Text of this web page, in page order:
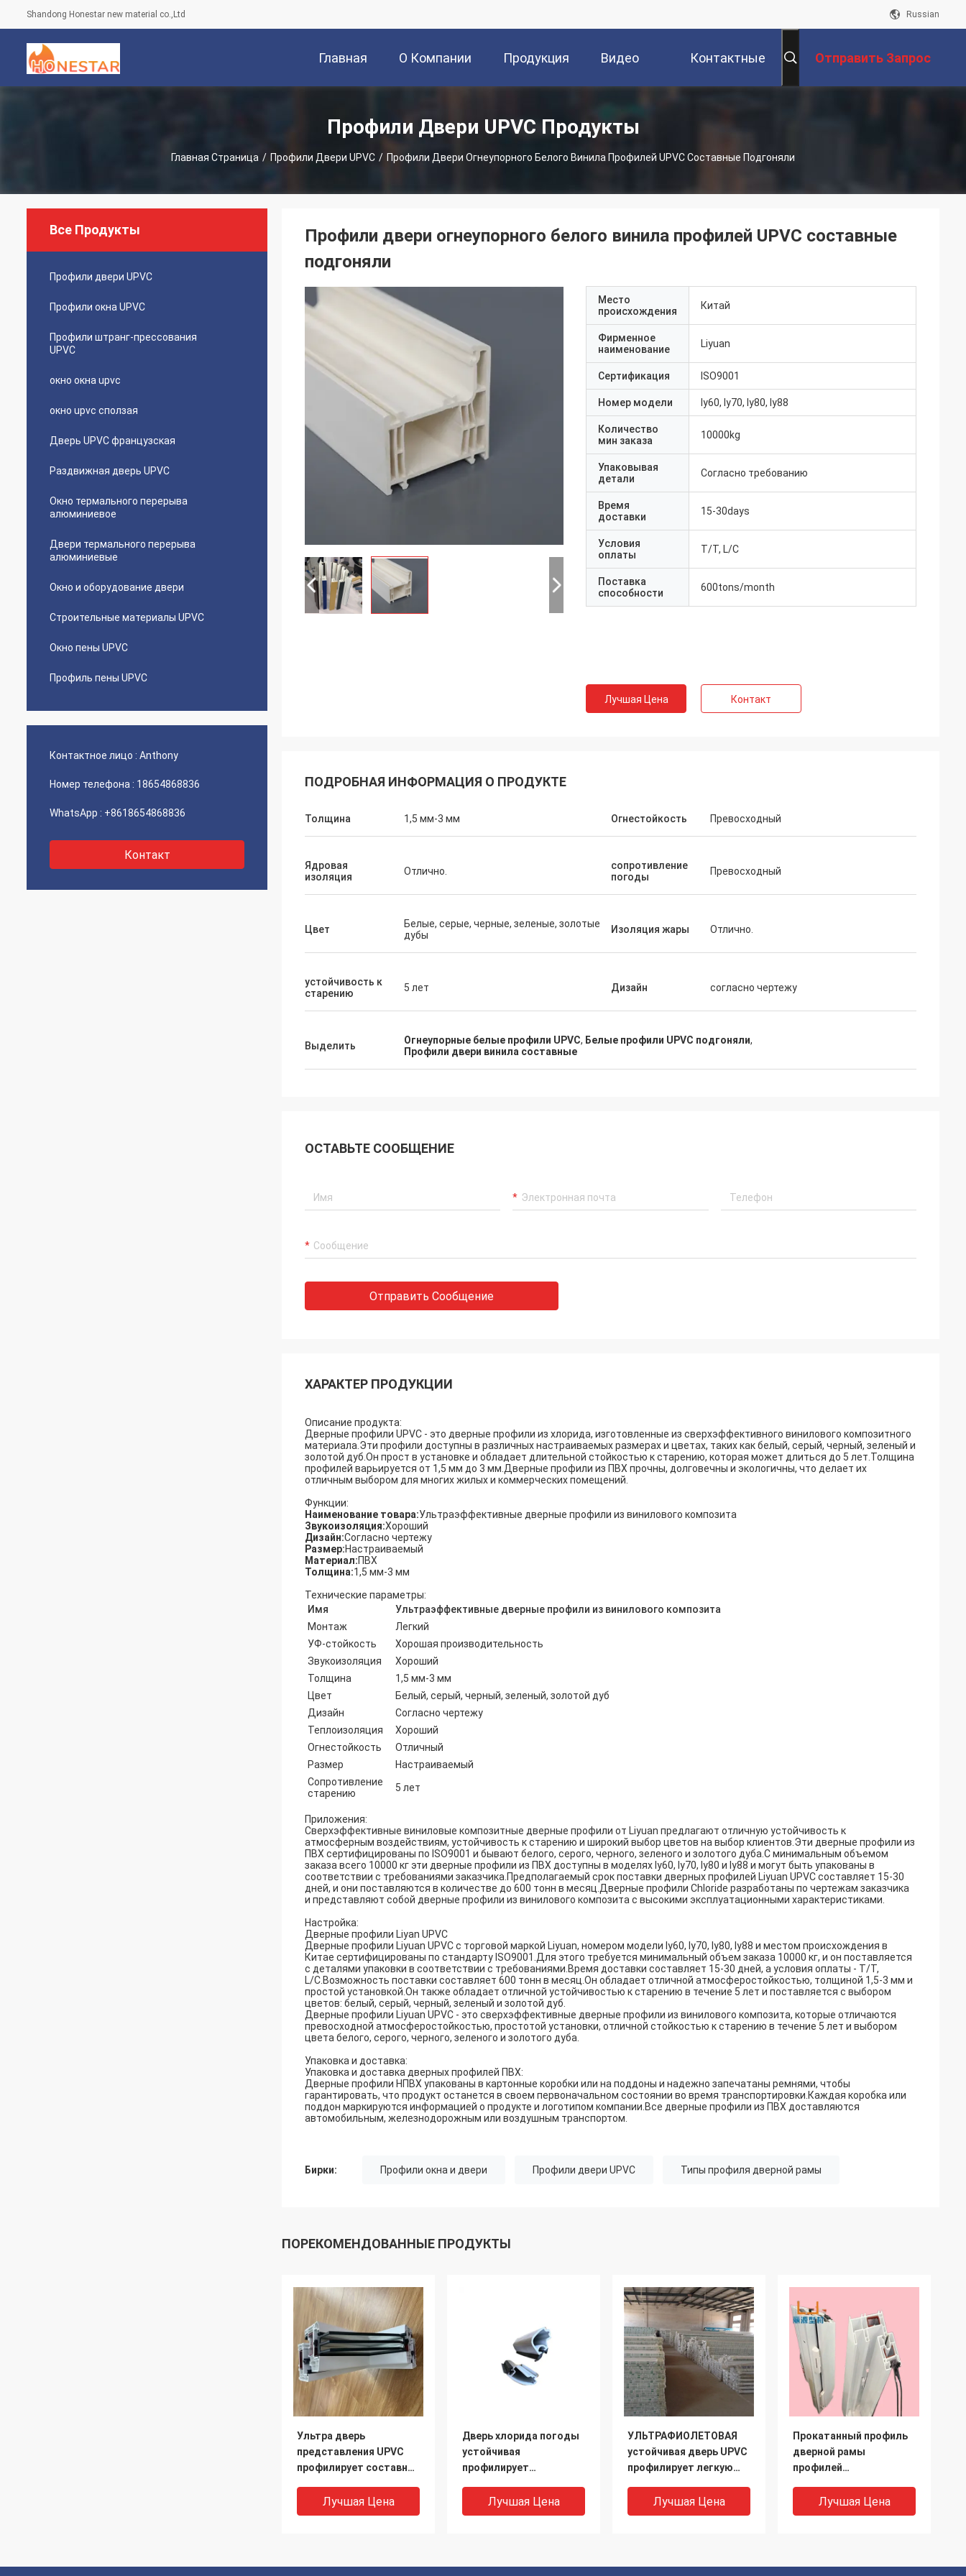
Shandong Honestar new material co.,Ltd Russian
Главная
Страница
О Компании Продукция Видео Контактные Отправить Запрос
Профили Двери UPVC Продукты
Главная Страница / Профили Двери UPVC / Профили Двери Огнеупорного Белого Винила Профилей UPVC Составные Подгоняли
Все Продукты
Профили двери UPVC
Профили окна UPVC
Профили штранг-прессования
UPVC
окно окна upvc
окно upvc сползая
Дверь UPVC французская
Раздвижная дверь UPVC
Окно термального перерыва
алюминиевое
Двери термального перерыва
алюминиевые
Окно и оборудование двери
Строительные материалы UPVC
Окно пены UPVC
Профиль пены UPVC
Контактное лицо : Anthony
Номер телефона : 18654868836
WhatsApp : +8618654868836
Контакт
Профили двери огнеупорного белого винила профилей UPVC составные
подгоняли
Место
происхождения
Китай
Фирменное
наименование
Liyuan
Сертификация ISO9001
Номер модели ly60, ly70, ly80, ly88
Количество
мин заказа
10000kg
Упаковывая
детали
Согласно требованию
Время
доставки
15-30days
Условия
оплаты
T/T, L/C
Поставка
способности
600tons/month
Лучшая Цена Контакт
ПОДРОБНАЯ ИНФОРМАЦИЯ О ПРОДУКТЕ
Толщина 1,5 мм-3 мм Огнестойкость Превосходный
Ядровая
изоляция
Отлично.
сопротивление
погоды
Превосходный
Цвет
Белые, серые, черные, зеленые, золотые
дубы
Изоляция жары Отлично.
устойчивость к
старению
5 лет Дизайн согласно чертежу
Выделить Огнеупорные белые профили UPVC, Белые профили UPVC подгоняли,
Профили двери винила составные
ОСТАВЬТЕ СООБЩЕНИЕ
Отправить Сообщение
ХАРАКТЕР ПРОДУКЦИИ
Описание продукта:
Дверные профили UPVC - это дверные профили из хлорида, изготовленные из сверхэффективного винилового композитного
материала.Эти профили доступны в различных настраиваемых размерах и цветах, таких как белый, серый, черный, зеленый и
золотой дуб.Он прост в установке и обладает длительной стойкостью к старению, которая может длиться до 5 лет.Толщина
профилей варьируется от 1,5 мм до 3 мм.Дверные профили из ПВХ прочны, долговечны и экологичны, что делает их
отличным выбором для многих жилых и коммерческих помещений.
Функции:
Наименование товара:Ультраэффективные дверные профили из винилового композита
Звукоизоляция:Хороший
Дизайн:Согласно чертежу
Размер:Настраиваемый
Материал:ПВХ
Толщина:1,5 мм-3 мм
Технические параметры:
Имя
Ультраэффективные дверные профили из винилового композита
Монтаж
Легкий
УФ-стойкость
Хорошая производительность
Звукоизоляция
Хороший
Толщина
1,5 мм-3 мм
Цвет
Белый, серый, черный, зеленый, золотой дуб
Дизайн
Согласно чертежу
Теплоизоляция
Хороший
Огнестойкость
Отличный
Размер
Настраиваемый
Сопротивление
старению
5 лет
Приложения:
Сверхэффективные виниловые композитные дверные профили от Liyuan предлагают отличную устойчивость к
атмосферным воздействиям, устойчивость к старению и широкий выбор цветов на выбор клиентов.Эти дверные профили из
ПВХ сертифицированы по ISO9001 и бывают белого, серого, черного, зеленого и золотого дуба.С минимальным объемом
заказа всего 10000 кг эти дверные профили из ПВХ доступны в моделях ly60, ly70, ly80 и ly88 и могут быть упакованы в
соответствии с требованиями заказчика.Предполагаемый срок поставки дверных профилей Liyuan UPVC составляет 15-30
дней, и они поставляются в количестве до 600 тонн в месяц.Дверные профили Chloride разработаны по чертежам заказчика
и представляют собой дверные профили из винилового композита с высокими эксплуатационными характеристиками.
Настройка:
Дверные профили Liyan UPVC
Дверные профили Liyuan UPVC с торговой маркой Liyuan, номером модели ly60, ly70, ly80, ly88 и местом происхождения в
Китае сертифицированы по стандарту ISO9001.Для этого требуется минимальный объем заказа 10000 кг, и он поставляется
с деталями упаковки в соответствии с требованиями.Время доставки составляет 15-30 дней, а условия оплаты - T/T,
L/C.Возможность поставки составляет 600 тонн в месяц.Он обладает отличной атмосферостойкостью, толщиной 1,5-3 мм и
простой установкой.Он также обладает отличной устойчивостью к старению в течение 5 лет и поставляется с выбором
цветов: белый, серый, черный, зеленый и золотой дуб.
Дверные профили Liyuan UPVC - это сверхэффективные дверные профили из винилового композита, которые отличаются
превосходной атмосферостойкостью, простотой установки, отличной стойкостью к старению в течение 5 лет и выбором
цвета белого, серого, черного, зеленого и золотого дуба.
Упаковка и доставка:
Упаковка и доставка дверных профилей ПВХ:
Дверные профили НПВХ упакованы в картонные коробки или на поддоны и надежно запечатаны ремнями, чтобы
гарантировать, что продукт останется в своем первоначальном состоянии во время транспортировки.Каждая коробка или
поддон маркируются информацией о продукте и логотипом компании.Все дверные профили из ПВХ доставляются
автомобильным, железнодорожным или воздушным транспортом.
Бирки: Профили окна и двери Профили двери UPVC Типы профиля дверной рамы
ПОРЕКОМЕНДОВАННЫЕ ПРОДУКТЫ
Ультра дверь
представления UPVC
профилирует составной
двери винила
Лучшая Цена
Дверь хлорида погоды
устойчивая
профилирует
жарыЛучшая Цена
УЛЬТРАФИОЛЕТОВАЯ
устойчивая дверь UPVC
профилирует легкую
установки
Лучшая Цена
Прокатанный профиль
дверной рамы
профилей
окна и двери
Лучшая Цена